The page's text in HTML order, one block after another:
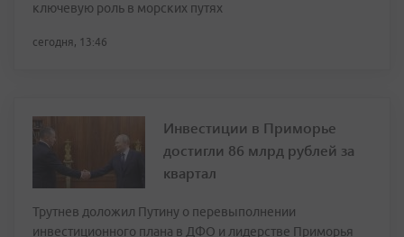
ключевую роль в морских путях
сегодня, 13:46
Инвестиции в Приморье
достигли 86 млрд рублей за
квартал
Трутнев доложил Путину о перевыполнении
инвестиционного плана в ДФО и лидерстве Приморья